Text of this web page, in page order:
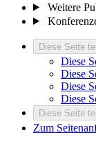
Weitere
Diese Seite
Diese
Diese
Diese
Diese
Diese Seite
Zum